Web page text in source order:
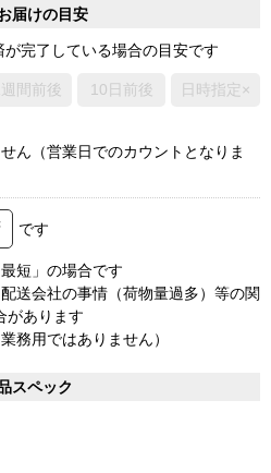
届けの目安
完了している場合の目安です
間前後 10日前後 日時指定×
ん（営業日でのカウントとなりま
です
短」の場合です
送会社の事情（荷物量過多）等の関
があります
務用ではありません）
スペック